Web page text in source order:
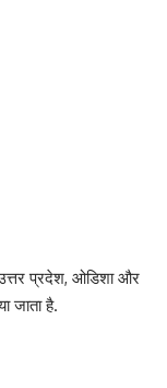
उत्तर प्रदेश, ओडिशा और
जाता है.